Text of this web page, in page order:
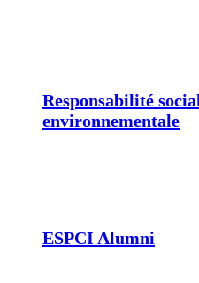
Responsabilité
environnementale
ESPCI Alumni